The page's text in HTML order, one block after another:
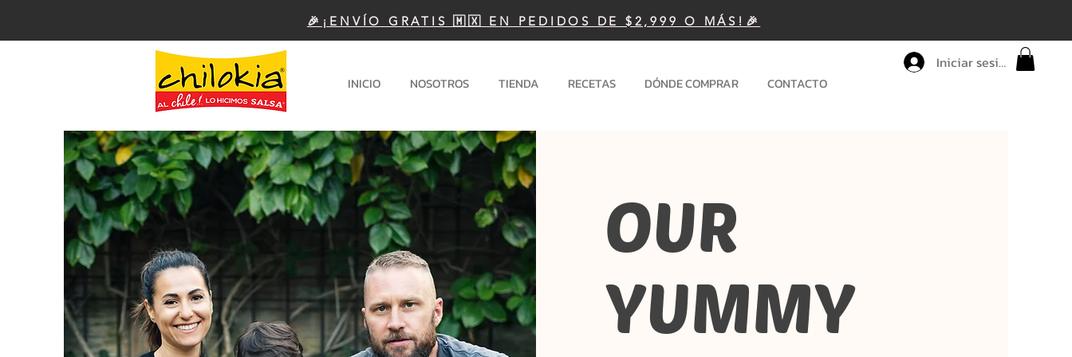
Iniciar sesión
🎉¡ENVÍO GRATIS 🇲🇽 EN PEDIDOS DE $2,999 O MÁS!🎉
INICIO NOSOTROS TIENDA RECETAS DÓNDE COMPRAR CONTACTO
OUR
YUMMY